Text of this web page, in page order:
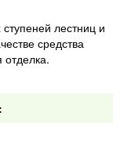
лестниц и
средства
отделка.